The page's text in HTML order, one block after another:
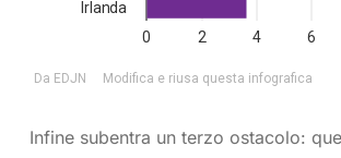
Infine subentra un terzo ostacolo: